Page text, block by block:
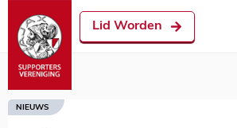
Lid Worden
NIEUWS